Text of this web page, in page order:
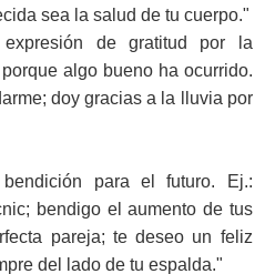
sea la salud de tu cuerpo."
de gratitud por la
algo bueno ha ocurrido.
doy gracias a la lluvia por
para el futuro. Ej.:
bendigo el aumento de tus
pareja; te deseo un feliz
del lado de tu espalda."